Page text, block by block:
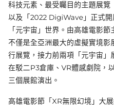
科技元素、最受矚目的主題展
以及「2022 DigiWave」正式
「元宇宙」世界。由高雄電影
不僅是全亞洲最大的虛擬實境
行展覽，接力前兩項「元宇宙」
在駁二P3倉庫、VR體感劇院，
三個展館演出。
高雄電影節「XR無限幻境」大